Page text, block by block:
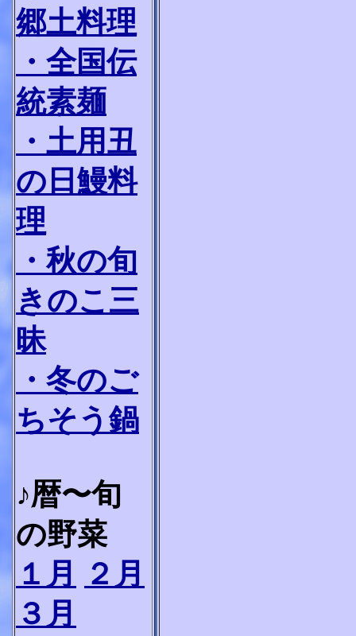
郷土料理
・全国伝
統素麺
・土用丑
の日鰻料
理
・秋の旬
きのこ三
昧
・冬のご
ちそう鍋
♪暦〜旬
の野菜
１月
２月
３月